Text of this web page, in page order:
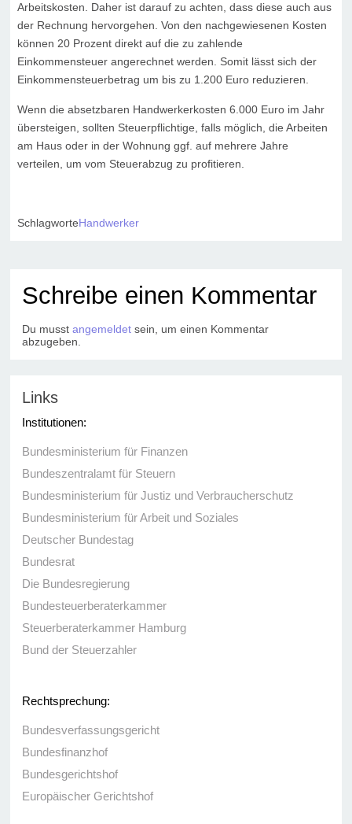
Arbeitskosten. Daher ist darauf zu achten, dass diese auch aus
der Rechnung hervorgehen. Von den nachgewiesenen Kosten
können 20 Prozent direkt auf die zu zahlende
Einkommensteuer angerechnet werden. Somit lässt sich der
Einkommensteuerbetrag um bis zu 1.200 Euro reduzieren.
Wenn die absetzbaren Handwerkerkosten 6.000 Euro im Jahr
übersteigen, sollten Steuerpflichtige, falls möglich, die Arbeiten
am Haus oder in der Wohnung ggf. auf mehrere Jahre
verteilen, um vom Steuerabzug zu profitieren.
SchlagworteHandwerker
Schreibe einen Kommentar
Du musstangemeldet sein, um einen Kommentar
abzugeben.
Links
Institutionen:
Bundesministerium für Finanzen
Bundeszentralamt für Steuern
Bundesministerium für Justiz und Verbraucherschutz
Bundesministerium für Arbeit und Soziales
Deutscher Bundestag
Bundesrat
Die Bundesregierung
Bundesteuerberaterkammer
Steuerberaterkammer Hamburg
Bund der Steuerzahler
Rechtsprechung:
Bundesverfassungsgericht
Bundesfinanzhof
Bundesgerichtshof
Europäischer Gerichtshof